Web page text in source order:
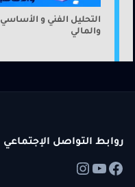
التحليل الفني و الأساسي
والمالي
روابط التواصل الإجتماعي